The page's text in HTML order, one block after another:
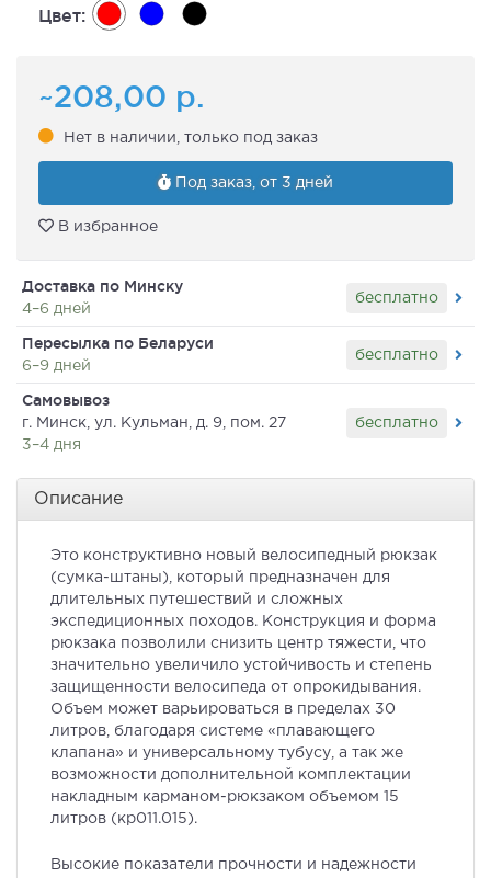
Цвет:
~208,00 р.
Нет в наличии, только под заказ
Под заказ, от 3 дней
В избранное
Доставка по Минску
4–6 дней
бесплатно
Пересылка по Беларуси
6–9 дней
бесплатно
Самовывоз
г. Минск, ул. Кульман, д. 9, пом. 27
3–4 дня
бесплатно
Описание
Это конструктивно новый велосипедный рюкзак
(сумка-штаны), который предназначен для
длительных путешествий и сложных
экспедиционных походов. Конструкция и форма
рюкзака позволили снизить центр тяжести, что
значительно увеличило устойчивость и степень
защищенности велосипеда от опрокидывания.
Объем может варьироваться в пределах 30
литров, благодаря системе «плавающего
клапана» и универсальному тубусу, а так же
возможности дополнительной комплектации
накладным карманом-рюкзаком объемом 15
литров (кр011.015).
Высокие показатели прочности и надежности